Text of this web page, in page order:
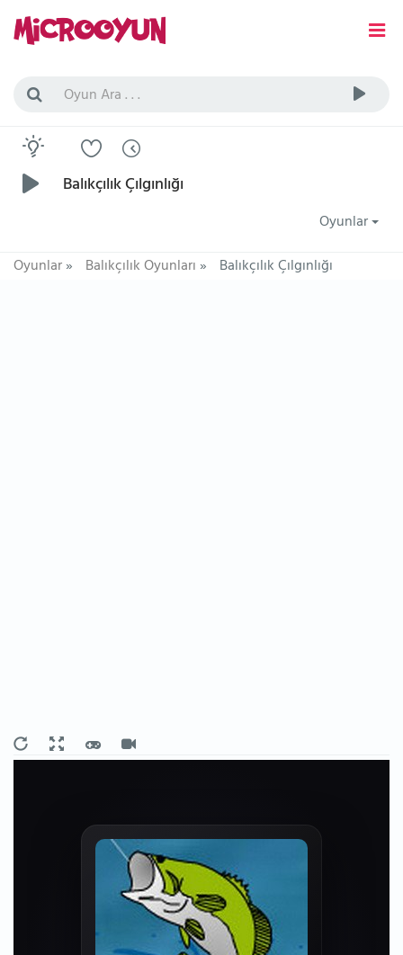
Balıkçılık Çılgınlığı
Oyunlar
Oyunlar» Balıkçılık Oyunları» Balıkçılık Çılgınlığı